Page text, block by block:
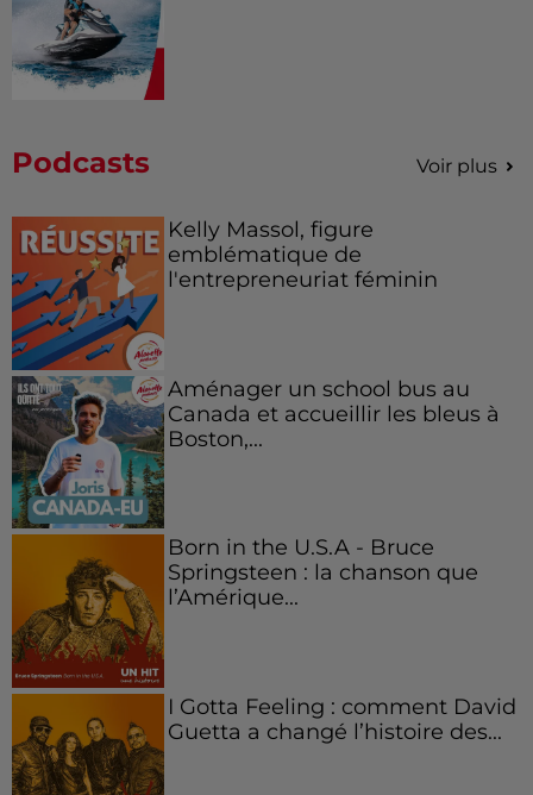
Podcasts Voir plus
Kelly Massol, figure
emblématique de
l'entrepreneuriat féminin
Aménager un school bus au
Canada et accueillir les bleus à
Boston,...
Born in the U.S.A - Bruce
Springsteen : la chanson que
l’Amérique...
I Gotta Feeling : comment David
Guetta a changé l’histoire des...